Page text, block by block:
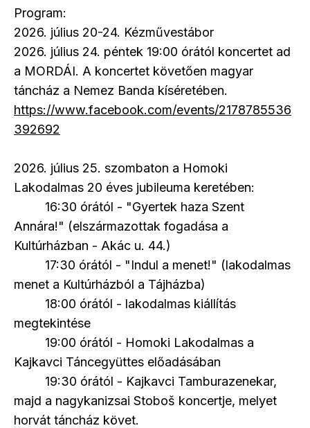
Program:
2026. július 20-24. Kézművestábor
2026. július 24. péntek 19:00 órától koncertet ad
a MORDÁI. A koncertet követően magyar
táncház a Nemez Banda kíséretében.
https://www.facebook.com/events/2178785536
392692
2026. július 25. szombaton a Homoki
Lakodalmas 20 éves jubileuma keretében:
16:30 órától - "Gyertek haza Szent
Annára!" (elszármazottak fogadása a
Kultúrházban - Akác u. 44.)
17:30 órától - "Indul a menet!" (lakodalmas
menet a Kultúrházból a Tájházba)
18:00 órától - lakodalmas kiállítás
megtekintése
19:00 órától - Homoki Lakodalmas a
Kajkavci Táncegyüttes előadásában
19:30 órától - Kajkavci Tamburazenekar,
majd a nagykanizsai Stoboš koncertje, melyet
horvát táncház követ.